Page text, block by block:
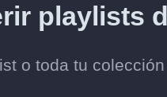
playlists
o toda tu